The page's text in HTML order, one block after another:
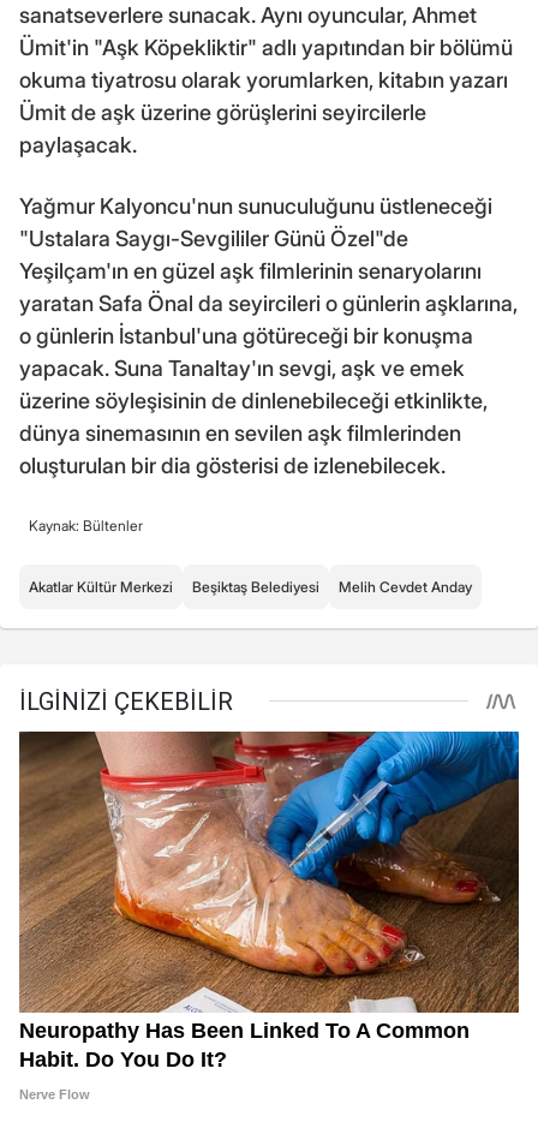
sanatseverlere sunacak. Aynı oyuncular, Ahmet
Ümit'in "Aşk Köpekliktir" adlı yapıtından bir bölümü
okuma tiyatrosu olarak yorumlarken, kitabın yazarı
Ümit de aşk üzerine görüşlerini seyircilerle
paylaşacak.
Yağmur Kalyoncu'nun sunuculuğunu üstleneceği
"Ustalara Saygı-Sevgililer Günü Özel"de
Yeşilçam'ın en güzel aşk filmlerinin senaryolarını
yaratan Safa Önal da seyircileri o günlerin aşklarına,
o günlerin İstanbul'una götüreceği bir konuşma
yapacak. Suna Tanaltay'ın sevgi, aşk ve emek
üzerine söyleşisinin de dinlenebileceği etkinlikte,
dünya sinemasının en sevilen aşk filmlerinden
oluşturulan bir dia gösterisi de izlenebilecek.
Kaynak: Bültenler
Akatlar Kültür Merkezi Beşiktaş Belediyesi Melih Cevdet Anday